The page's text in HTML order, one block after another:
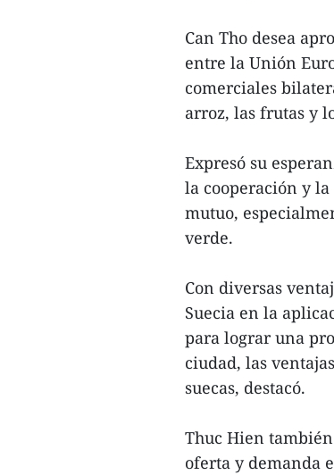
Can Tho desea
entre la Unión
comerciales
arroz, las frutas y
Expresó su
la cooperación y
mutuo,
verde.
Con diversas
Suecia en la
para lograr una
ciudad, las
suecas, destacó.
Thuc Hien
oferta y demanda